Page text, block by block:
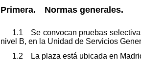
Primera. Normas generales.
1.1 Se convocan pruebas
nivel B, en la Unidad de Servicios
1.2 La plaza está ubicada en